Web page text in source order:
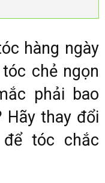
hàng ngày
chẻ ngọn
phải bao
Hãy thay đổi
tóc chắc